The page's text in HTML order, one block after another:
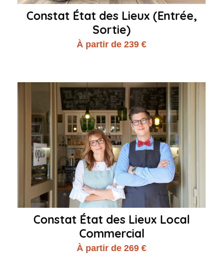
Constat État des Lieux (Entrée,
Sortie)
À partir de 239 €
Constat État des Lieux Local
Commercial
À partir de 269 €